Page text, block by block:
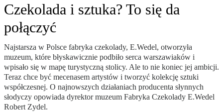
Czekolada i sztuka? To się da
połączyć
Najstarsza w Polsce fabryka czekolady, E.Wedel, otworzyła
muzeum, które błyskawicznie podbiło serca warszawiaków i
wpisało się w mapę turystyczną stolicy. Ale to nie koniec jej ambicji.
Teraz chce być mecenasem artystów i tworzyć kolekcję sztuki
współczesnej. O najnowszych działaniach producenta słynnych
słodyczy opowiada dyrektor muzeum Fabryka Czekolady E.Wedel
Robert Zydel.